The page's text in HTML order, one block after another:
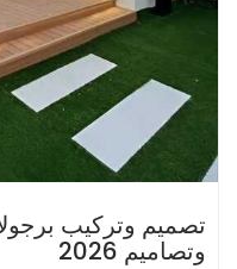
تصميم وتركيب
وتصاميم 2026